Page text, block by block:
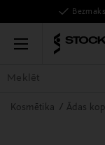
Menu
VISAS PRECES
Kosmētika Ādas